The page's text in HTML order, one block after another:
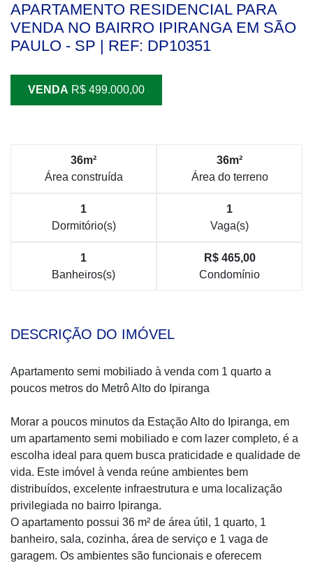
APARTAMENTO RESIDENCIAL PARA
VENDA NO BAIRRO IPIRANGA EM SÃO
PAULO - SP | REF: DP10351
VENDA R$ 499.000,00
36m²
Área construída
36m²
Área do terreno
1
Dormitório(s)
1
Vaga(s)
1
Banheiros(s)
R$ 465,00
Condomínio
DESCRIÇÃO DO IMÓVEL
Apartamento semi mobiliado à venda com 1 quarto a
poucos metros do Metrô Alto do Ipiranga
Morar a poucos minutos da Estação Alto do Ipiranga, em
um apartamento semi mobiliado e com lazer completo, é a
escolha ideal para quem busca praticidade e qualidade de
vida. Este imóvel à venda reúne ambientes bem
distribuídos, excelente infraestrutura e uma localização
privilegiada no bairro Ipiranga.
O apartamento possui 36 m² de área útil, 1 quarto, 1
banheiro, sala, cozinha, área de serviço e 1 vaga de
garagem. Os ambientes são funcionais e oferecem